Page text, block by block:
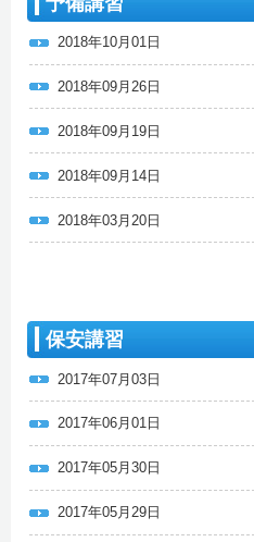
2018年10月01日
2018年09月26日
2018年09月19日
2018年09月14日
2018年03月20日
保安講習
2017年07月03日
2017年06月01日
2017年05月30日
2017年05月29日